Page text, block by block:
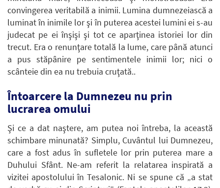
convingerea veritabilă a inimii. Lumina dumnezeiască a
luminat în inimile lor şi în puterea acestei lumini ei s-au
judecat pe ei înşişi şi tot ce aparţinea istoriei lor din
trecut. Era o renunţare totală la lume, care până atunci
a pus stăpânire pe sentimentele inimii lor; nici o
scânteie din ea nu trebuia cruţată..
Întoarcere la Dumnezeu nu prin
lucrarea omului
Şi ce a dat naştere, am putea noi întreba, la această
schimbare minunată? Simplu, Cuvântul lui Dumnezeu,
care a fost adus în sufletele lor prin puterea mare a
Duhului Sfânt. Ne-am referit la relatarea inspirată a
vizitei apostolului în Tesalonic. Ni se spune că „a stat